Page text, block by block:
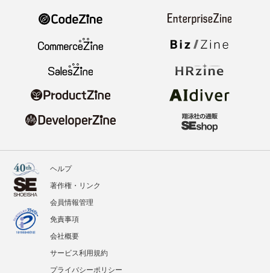
ヘルプ
著作権・リンク
会員情報管理
免責事項
会社概要
サービス利用規約
プライバシーポリシー